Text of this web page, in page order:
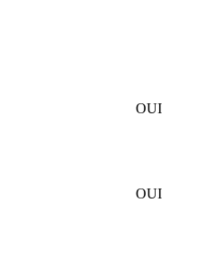
OUI
OUI